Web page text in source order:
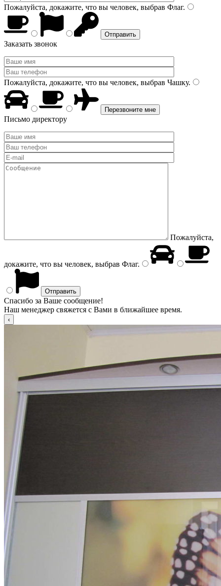
Пожалуйста, докажите, что вы человек, выбрав Флаг.
Заказать звонок
Пожалуйста, докажите, что вы человек, выбрав Чашку.
Письмо директору
Пожалуйста,
докажите, что вы человек, выбрав Флаг.
Спасибо за Ваше сообщение!
Наш менеджер свяжется с Вами в ближайшее время.